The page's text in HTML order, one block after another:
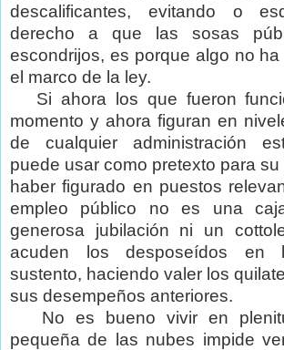
descalificantes, evitando o
derecho a que las sosas
escondrijos, es porque algo no
el marco de la ley.
Si ahora los que fueron
momento y ahora figuran en
de cualquier administración
puede usar como pretexto para
haber figurado en puestos
empleo público no es una
generosa jubilación ni un
acuden los desposeídos en
sustento, haciendo valer los
sus desempeños anteriores.
No es bueno vivir en
pequeña de las nubes impide